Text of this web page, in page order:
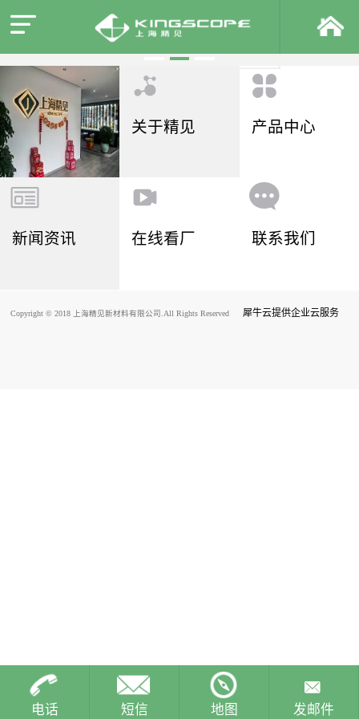
关于精见 产品中心
新闻资讯 在线看厂 联系我们
Copyright © 2018 上海精见新材料有限公司.All Rights Reserved 犀牛云提供企业云服务
电话 短信 地图 发邮件